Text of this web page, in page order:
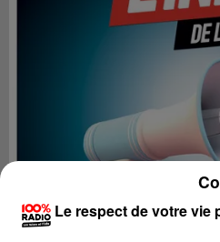
Le respect de votre vie